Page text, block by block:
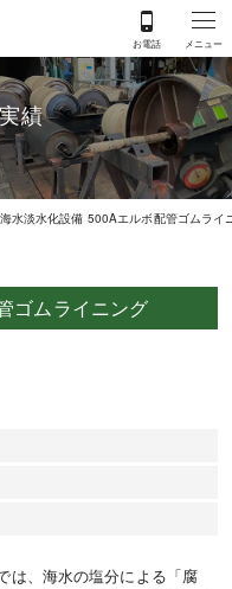
績
海水淡水化設備 500Aエルボ配管ゴムライ
ゴムライニング
は、海水の塩分による「腐